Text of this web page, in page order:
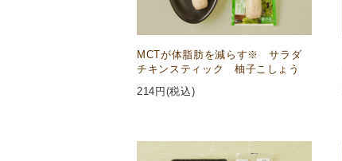
MCTが体脂肪を減らす※ サラダ
チキンスティック 柚子こしょう
214 円(税込)